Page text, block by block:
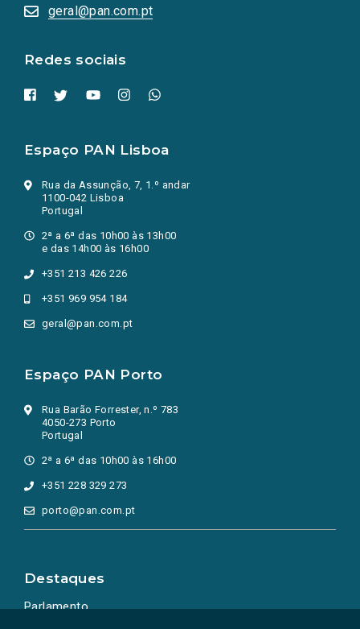
geral@pan.com.pt
Redes sociais
numa
nova
Espaço PAN Lisboa
Rua da Assunção, 7, 1.º andar
1100-042 Lisboa
Portugal
2ª a 6ª das 10h00 às 13h00
e das 14h00 às 16h00
+351 213 426 226
+351 969 954 184
geral@pan.com.pt
Espaço PAN Porto
Rua Barão Forrester, n.º 783
4050-273 Porto
Portugal
2ª a 6ª das 10h00 às 16h00
+351 228 329 273
porto@pan.com.pt
Destaques
Parlamento